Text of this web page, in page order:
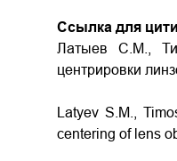
Ссылка для
Латыев С.М.,
центрировки
Latyev S.M.,
centering of lens